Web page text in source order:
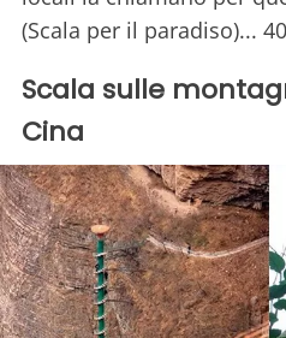
(Scala per il paradiso)...
Scala sulle
Cina